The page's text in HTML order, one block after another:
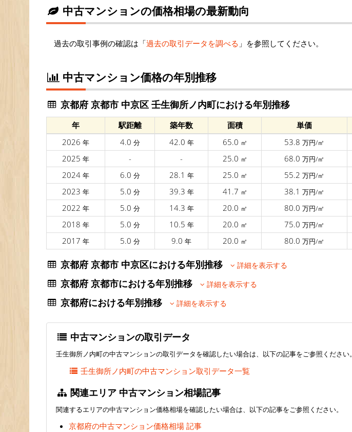
中古マンションの価格相場の最新動向
過去の取引事例の確認は「過去の取引データを調べる 」を参照してください。
中古マンション価格の年別推移
京都府 京都市 中京区 壬生御所ノ内町における年別推移
年 駅距離 築年数 面積 単価
2026 年 4.0 分 42.0 年 65.0 ㎡ 53.8 万円/㎡
2025 年 - - 25.0 ㎡ 68.0 万円/㎡
2024 年 6.0 分 28.1 年 25.0 ㎡ 55.2 万円/㎡
2023 年 5.0 分 39.3 年 41.7 ㎡ 38.1 万円/㎡
2022 年 5.0 分 14.3 年 20.0 ㎡ 80.0 万円/㎡
2018 年 5.0 分 10.5 年 20.0 ㎡ 75.0 万円/㎡
2017 年 5.0 分 9.0 年 20.0 ㎡ 80.0 万円/㎡
京都府 京都市 中京区における年別推移 詳細を表示する
京都府 京都市における年別推移 詳細を表示する
京都府における年別推移 詳細を表示する
中古マンションの取引データ
壬生御所ノ内町の中古マンションの取引データを確認したい場合は、以下の記事をご参照ください。
壬生御所ノ内町の中古マンション取引データ一覧
関連エリア 中古マンション相場記事
関連するエリアの中古マンション価格相場を確認したい場合は、以下の記事をご参照ください。
京都府の中古マンション価格相場 記事